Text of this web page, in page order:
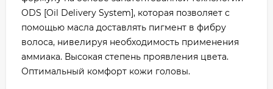
ODS [Oil Delivery System], которая позволяет с
помощью масла доставлять пигмент в фибру
волоса, нивелируя необходимость применения
аммиака. Высокая степень проявления цвета.
Оптимальный комфорт кожи головы.